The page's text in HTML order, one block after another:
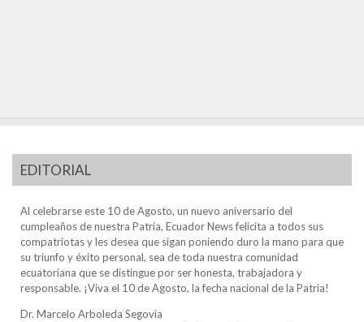
EDITORIAL
Al celebrarse este 10 de Agosto, un nuevo aniversario del
cumpleaños de nuestra Patria, Ecuador News felicita a todos sus
compatriotas y les desea que sigan poniendo duro la mano para que
su triunfo y éxito personal, sea de toda nuestra comunidad
ecuatoriana que se distingue por ser honesta, trabajadora y
responsable. ¡Viva el 10 de Agosto, la fecha nacional de la Patria!
Dr. Marcelo Arboleda Segovia